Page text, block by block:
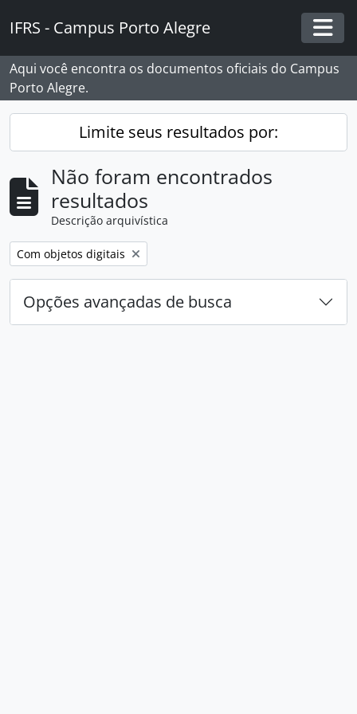
IFRS - Campus Porto Alegre
Aqui você encontra os documentos oficiais do Campus
Porto Alegre.
Limite seus resultados por:
Não foram encontrados
resultados
Descrição arquivística
Remover filtro:
Com objetos digitais
Opções avançadas de busca